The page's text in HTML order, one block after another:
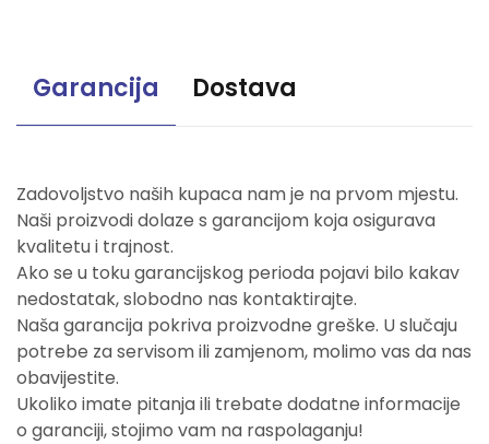
Garancija Dostava
Zadovoljstvo naših kupaca nam je na prvom mjestu.
Naši proizvodi dolaze s garancijom koja osigurava
kvalitetu i trajnost.
Ako se u toku garancijskog perioda pojavi bilo kakav
nedostatak, slobodno nas kontaktirajte.
Naša garancija pokriva proizvodne greške. U slučaju
potrebe za servisom ili zamjenom, molimo vas da nas
obavijestite.
Ukoliko imate pitanja ili trebate dodatne informacije
o garanciji, stojimo vam na raspolaganju!